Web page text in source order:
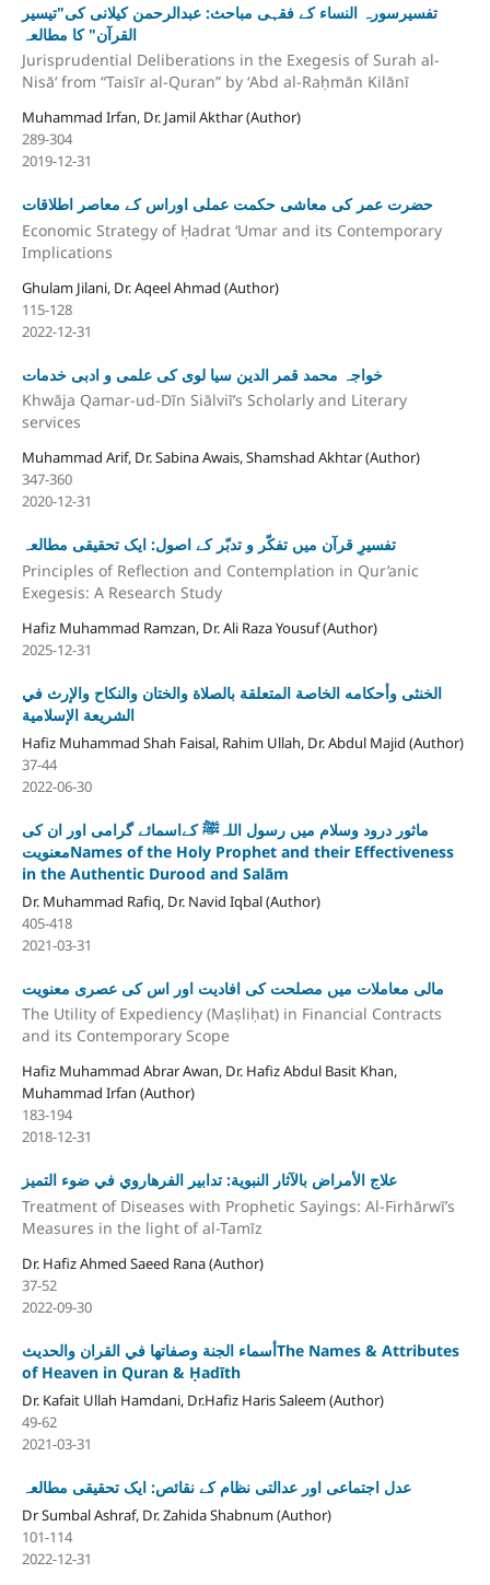
تفسیرسورہ النساء کے فقہی مباحث: عبدالرحمن کیلانی کی"تیسیر
القرآن" کا مطالعہ
Jurisprudential Deliberations in the Exegesis of Surah al-
Nisāʻ from “Taisīr al-Quran” by ʻAbd al-Raḥmān Kilānī
Muhammad Irfan, Dr. Jamil Akthar (Author)
289-304
2019-12-31
حضرت عمر کی معاشی حکمت عملی اوراس کے معاصر اطلاقات
Economic Strategy of Ḥadrat ʻUmar and its Contemporary
Implications
Ghulam Jilani, Dr. Aqeel Ahmad (Author)
115-128
2022-12-31
خواجہ محمد قمر الدین سیا لوی کی علمی و ادبی خدمات
Khwāja Qamar-ud-Dīn Siālviī’s Scholarly and Literary
services
Muhammad Arif, Dr. Sabina Awais, Shamshad Akhtar (Author)
347-360
2020-12-31
تفسیرِ قرآن میں تفکّر و تدبّر کے اصول: ایک تحقیقی مطالعہ
Principles of Reflection and Contemplation in Qur’anic
Exegesis: A Research Study
Hafiz Muhammad Ramzan, Dr. Ali Raza Yousuf (Author)
2025-12-31
الخنثى وأحكامه الخاصة المتعلقة بالصلاة والختان والنكاح والإرث في
الشريعة الإسلامية
Hafiz Muhammad Shah Faisal, Rahim Ullah, Dr. Abdul Majid (Author)
37-44
2022-06-30
ماثور درود وسلام میں رسول اللہﷺ کےاسمائے گرامی اور ان کی
معنویتNames of the Holy Prophet and their Effectiveness
in the Authentic Durood and Salām
Dr. Muhammad Rafiq, Dr. Navid Iqbal (Author)
405-418
2021-03-31
مالی معاملات میں مصلحت کی افادیت اور اس کی عصری معنویت
The Utility of Expediency (Maṣliḥat) in Financial Contracts
and its Contemporary Scope
Hafiz Muhammad Abrar Awan, Dr. Hafiz Abdul Basit Khan,
Muhammad Irfan (Author)
183-194
2018-12-31
علاج الأمراض بالآثار النبوية: تدابير الفرهاروي في ضوء التميز
Treatment of Diseases with Prophetic Sayings: Al-Firhārwī’s
Measures in the light of al-Tamīz
Dr. Hafiz Ahmed Saeed Rana (Author)
37-52
2022-09-30
أسماء الجنة وصفاتها في القران والحديثThe Names & Attributes
of Heaven in Quran & Ḥadīth
Dr. Kafait Ullah Hamdani, Dr.Hafiz Haris Saleem (Author)
49-62
2021-03-31
عدل اجتماعی اور عدالتی نظام کے نقائص: ایک تحقیقی مطالعہ
Dr Sumbal Ashraf, Dr. Zahida Shabnum (Author)
101-114
2022-12-31